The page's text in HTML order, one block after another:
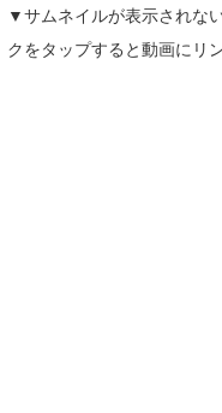
▼サムネイルが表示されな
クをタップすると動画にリ
四国
サーファーズ